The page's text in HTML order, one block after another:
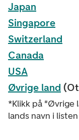
Japan
Singapore
Switzerland
Canada
USA
Øvrige land
*Klikk på "Øvrige
lands navn i